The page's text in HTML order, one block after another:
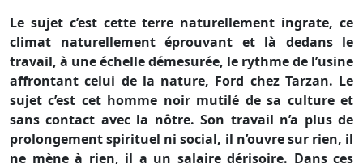
Le sujet c’est cette terre naturellement ingrate, ce
climat naturellement éprouvant et là dedans le
travail, à une échelle démesurée, le rythme de l’usine
affrontant celui de la nature, Ford chez Tarzan. Le
sujet c’est cet homme noir mutilé de sa culture et
sans contact avec la nôtre. Son travail n’a plus de
prolongement spirituel ni social, il n’ouvre sur rien, il
ne mène à rien, il a un salaire dérisoire. Dans ces